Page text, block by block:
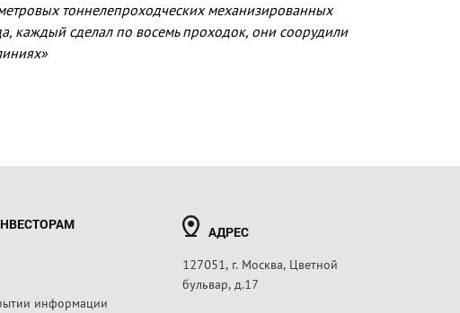
тоннелепроходческих механизированных
каждый сделал по восемь проходок, они соорудили
информации
АДРЕС
127051, г. Москва, Цветной
бульвар, д.17